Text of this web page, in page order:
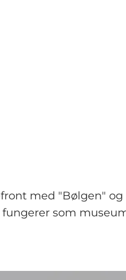
med "Bølgen"
som